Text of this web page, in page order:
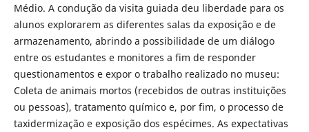
Médio. A condução da visita guiada deu liberdade para os
alunos explorarem as diferentes salas da exposição e de
armazenamento, abrindo a possibilidade de um diálogo
entre os estudantes e monitores a fim de responder
questionamentos e expor o trabalho realizado no museu:
Coleta de animais mortos (recebidos de outras instituições
ou pessoas), tratamento químico e, por fim, o processo de
taxidermização e exposição dos espécimes. As expectativas